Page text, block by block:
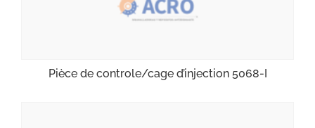
Pièce de controle/cage d’injection 5068-I